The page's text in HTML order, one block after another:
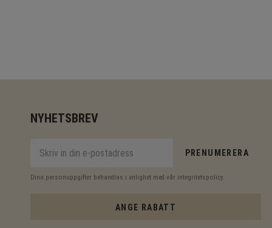
NYHETSBREV
PRENUMERERA
Dina personuppgifter behandlas i enlighet med vår integritetspolicy.
ANGE RABATT